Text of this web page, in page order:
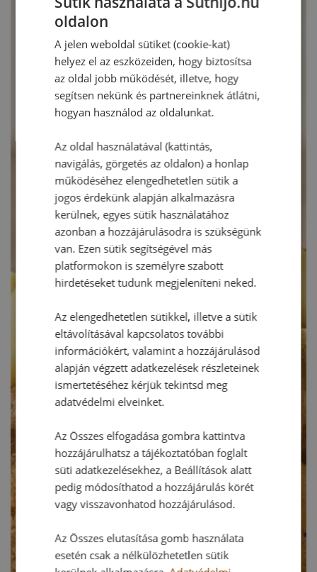
oldalon
A jelen weboldal sütiket (cookie-kat)
helyez el az eszközeiden, hogy biztosítsa
az oldal jobb működését, illetve, hogy
segítsen nekünk és partnereinknek átlátni,
hogyan használod az oldalunkat.
Az oldal használatával (kattintás,
navigálás, görgetés az oldalon) a honlap
működéséhez elengedhetetlen sütik a
jogos érdekünk alapján alkalmazásra
kerülnek, egyes sütik használatához
azonban a hozzájárulásodra is szükségünk
van. Ezen sütik segítségével más
platformokon is személyre szabott
hirdetéseket tudunk megjeleníteni neked.
Az elengedhetetlen sütikkel, illetve a sütik
eltávolításával kapcsolatos további
információkért, valamint a hozzájárulásod
alapján végzett adatkezelések részleteinek
ismertetéséhez kérjük tekintsd meg
adatvédelmi elveinket.
Az Összes elfogadása gombra kattintva
hozzájárulhatsz a tájékoztatóban foglalt
süti adatkezelésekhez, a Beállítások alatt
pedig módosíthatod a hozzájárulás körét
vagy visszavonhatod hozzájárulásod.
Az Összes elutasítása gomb használata
esetén csak a nélkülözhetetlen sütik